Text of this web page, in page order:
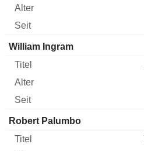
William Ingram
Robert Palumbo